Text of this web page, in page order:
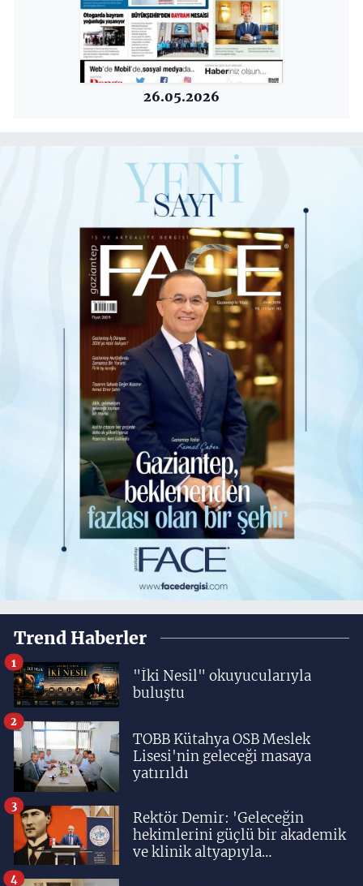
26.05.2026
Trend Haberler
"İki Nesil" okuyucularıyla
buluştu
1
TOBB Kütahya OSB Meslek
Lisesi'nin geleceği masaya
yatırıldı
2
Rektör Demir: 'Geleceğin
hekimlerini güçlü bir akademik
ve klinik altyapıyla
3
4